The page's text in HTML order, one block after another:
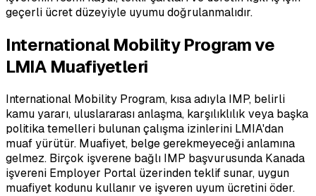
geçerli ücret düzeyiyle uyumu doğrulanmalıdır.
International Mobility Program ve
LMIA Muafiyetleri
International Mobility Program, kısa adıyla IMP, belirli
kamu yararı, uluslararası anlaşma, karşılıklılık veya başka
politika temelleri bulunan çalışma izinlerini LMIA'dan
muaf yürütür. Muafiyet, belge gerekmeyeceği anlamına
gelmez. Birçok işverene bağlı IMP başvurusunda Kanada
işvereni Employer Portal üzerinden teklif sunar, uygun
muafiyet kodunu kullanır ve işveren uyum ücretini öder.